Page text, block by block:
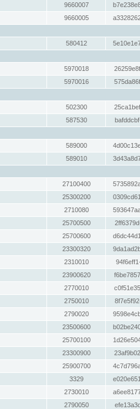
9660007
9660005
580412
5970018
5970016
502300
587530
589000
589010
27100400
25300200
2710080
25700500
25700600
23300320
2310010
23900620
2770010
2750010
2790020
23500600
25700100
23300900
25900700
3329
2730010
2790050